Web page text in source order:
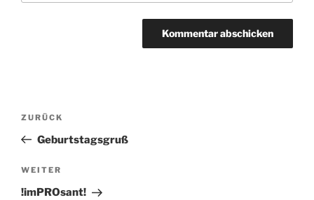
Beitragsnavigation
Vorheriger
Beitrag
ZURÜCK
Geburtstagsgruß
Nächster
Beitrag
WEITER
!imPROsant!